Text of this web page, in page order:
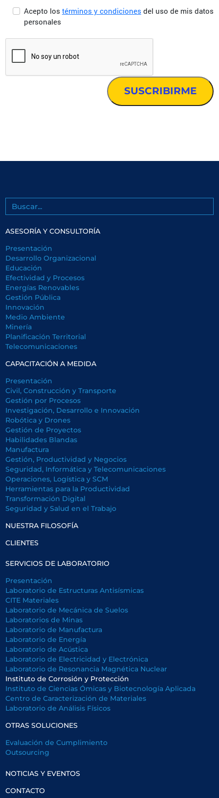
Acepto los términos y condiciones del uso de mis datos
personales
Buscar
ASESORÍA Y CONSULTORÍA
Presentación
Desarrollo Organizacional
Educación
Efectividad y Procesos
Energías Renovables
Gestión Pública
Innovación
Medio Ambiente
Minería
Planificación Territorial
Telecomunicaciones
CAPACITACIÓN A MEDIDA
Presentación
Civil, Construcción y Transporte
Gestión por Procesos
Investigación, Desarrollo e Innovación
Robótica y Drones
Gestión de Proyectos
Habilidades Blandas
Manufactura
Gestión, Productividad y Negocios
Seguridad, Informática y Telecomunicaciones
Operaciones, Logística y SCM
Herramientas para la Productividad
Transformación Digital
Seguridad y Salud en el Trabajo
NUESTRA FILOSOFÍA
CLIENTES
SERVICIOS DE LABORATORIO
Presentación
Laboratorio de Estructuras Antisísmicas
CITE Materiales
Laboratorio de Mecánica de Suelos
Laboratorios de Minas
Laboratorio de Manufactura
Laboratorio de Energía
Laboratorio de Acústica
Laboratorio de Electricidad y Electrónica
Laboratorio de Resonancia Magnética Nuclear
Instituto de Corrosión y Protección
Instituto de Ciencias Ómicas y Biotecnología Aplicada
Centro de Caracterización de Materiales
Laboratorio de Análisis Físicos
OTRAS SOLUCIONES
Evaluación de Cumplimiento
Outsourcing
NOTICIAS Y EVENTOS
CONTACTO